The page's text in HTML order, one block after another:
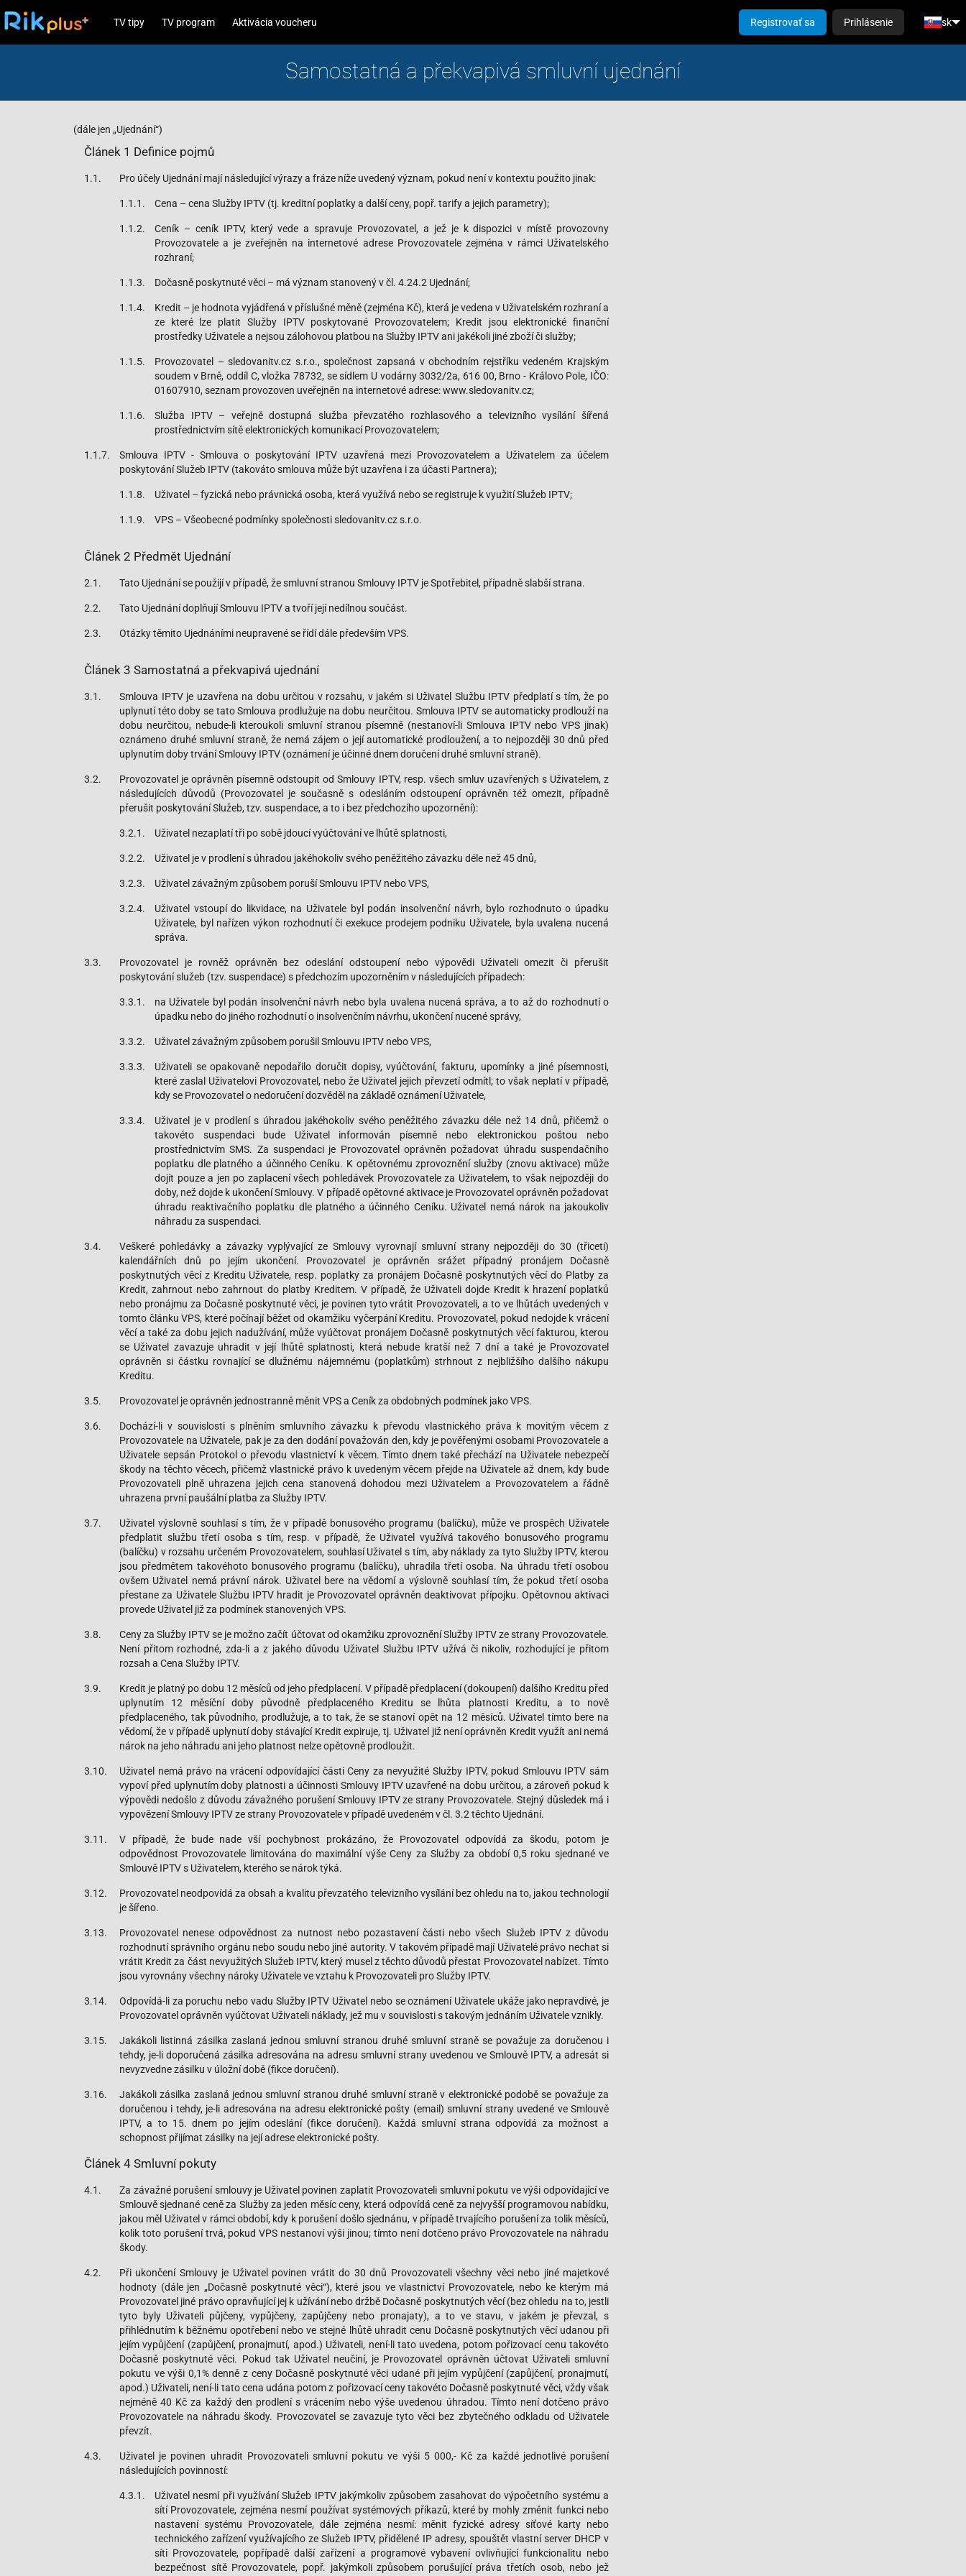
TV tipy TV program Aktivácia voucheru Registrovať sa Prihlásenie sk
Samostatná a překvapivá smluvní ujednání
(dále jen „Ujednání“)
Článek 1 Definice pojmů
1.1. Pro účely Ujednání mají následující výrazy a fráze níže uvedený význam, pokud není v kontextu použito jinak:
1.1.1. Cena – cena Služby IPTV (tj. kreditní poplatky a další ceny, popř. tarify a jejich parametry);
1.1.2.
Ceník – ceník IPTV, který vede a spravuje Provozovatel, a jež je k dispozici v místě provozovny
Provozovatele a je zveřejněn na internetové adrese Provozovatele zejména v rámci Uživatelského
rozhraní;
1.1.3. Dočasně poskytnuté věci – má význam stanovený v čl. 4.24.2 Ujednání;
1.1.4.
Kredit – je hodnota vyjádřená v příslušné měně (zejména Kč), která je vedena v Uživatelském rozhraní a
ze které lze platit Služby IPTV poskytované Provozovatelem; Kredit jsou elektronické finanční
prostředky Uživatele a nejsou zálohovou platbou na Služby IPTV ani jakékoli jiné zboží či služby;
1.1.5.
Provozovatel – sledovanitv.cz s.r.o., společnost zapsaná v obchodním rejstříku vedeném Krajským
soudem v Brně, oddíl C, vložka 78732, se sídlem U vodárny 3032/2a, 616 00, Brno - Královo Pole, IČO:
01607910, seznam provozoven uveřejněn na internetové adrese: www.sledovanitv.cz;
1.1.6.
Služba IPTV – veřejně dostupná služba převzatého rozhlasového a televizního vysílání šířená
prostřednictvím sítě elektronických komunikací Provozovatelem;
1.1.7.
Smlouva IPTV - Smlouva o poskytování IPTV uzavřená mezi Provozovatelem a Uživatelem za účelem
poskytování Služeb IPTV (takováto smlouva může být uzavřena i za účasti Partnera);
1.1.8. Uživatel – fyzická nebo právnická osoba, která využívá nebo se registruje k využití Služeb IPTV;
1.1.9. VPS – Všeobecné podmínky společnosti sledovanitv.cz s.r.o.
Článek 2 Předmět Ujednání
2.1. Tato Ujednání se použijí v případě, že smluvní stranou Smlouvy IPTV je Spotřebitel, případně slabší strana.
2.2. Tato Ujednání doplňují Smlouvu IPTV a tvoří její nedílnou součást.
2.3. Otázky těmito Ujednáními neupravené se řídí dále především VPS.
Článek 3 Samostatná a překvapivá ujednání
3.1.
Smlouva IPTV je uzavřena na dobu určitou v rozsahu, v jakém si Uživatel Službu IPTV předplatí s tím, že po
uplynutí této doby se tato Smlouva prodlužuje na dobu neurčitou. Smlouva IPTV se automaticky prodlouží na
dobu neurčitou, nebude-li kteroukoli smluvní stranou písemně (nestanoví-li Smlouva IPTV nebo VPS jinak)
oznámeno druhé smluvní straně, že nemá zájem o její automatické prodloužení, a to nejpozději 30 dnů před
uplynutím doby trvání Smlouvy IPTV (oznámení je účinné dnem doručení druhé smluvní straně).
3.2.
Provozovatel je oprávněn písemně odstoupit od Smlouvy IPTV, resp. všech smluv uzavřených s Uživatelem, z
následujících důvodů (Provozovatel je současně s odesláním odstoupení oprávněn též omezit, případně
přerušit poskytování Služeb, tzv. suspendace, a to i bez předchozího upozornění):
3.2.1. Uživatel nezaplatí tři po sobě jdoucí vyúčtování ve lhůtě splatnosti,
3.2.2. Uživatel je v prodlení s úhradou jakéhokoliv svého peněžitého závazku déle než 45 dnů,
3.2.3. Uživatel závažným způsobem poruší Smlouvu IPTV nebo VPS,
3.2.4.
Uživatel vstoupí do likvidace, na Uživatele byl podán insolvenční návrh, bylo rozhodnuto o úpadku
Uživatele, byl nařízen výkon rozhodnutí či exekuce prodejem podniku Uživatele, byla uvalena nucená
správa.
3.3.
Provozovatel je rovněž oprávněn bez odeslání odstoupení nebo výpovědi Uživateli omezit či přerušit
poskytování služeb (tzv. suspendace) s předchozím upozorněním v následujících případech:
3.3.1.
na Uživatele byl podán insolvenční návrh nebo byla uvalena nucená správa, a to až do rozhodnutí o
úpadku nebo do jiného rozhodnutí o insolvenčním návrhu, ukončení nucené správy,
3.3.2. Uživatel závažným způsobem porušil Smlouvu IPTV nebo VPS,
3.3.3.
Uživateli se opakovaně nepodařilo doručit dopisy, vyúčtování, fakturu, upomínky a jiné písemnosti,
které zaslal Uživatelovi Provozovatel, nebo že Uživatel jejich převzetí odmítl; to však neplatí v případě,
kdy se Provozovatel o nedoručení dozvěděl na základě oznámení Uživatele,
3.3.4.
Uživatel je v prodlení s úhradou jakéhokoliv svého peněžitého závazku déle než 14 dnů, přičemž o
takovéto suspendaci bude Uživatel informován písemně nebo elektronickou poštou nebo
prostřednictvím SMS. Za suspendaci je Provozovatel oprávněn požadovat úhradu suspendačního
poplatku dle platného a účinného Ceníku. K opětovnému zprovoznění služby (znovu aktivace) může
dojít pouze a jen po zaplacení všech pohledávek Provozovatele za Uživatelem, to však nejpozději do
doby, než dojde k ukončení Smlouvy. V případě opětovné aktivace je Provozovatel oprávněn požadovat
úhradu reaktivačního poplatku dle platného a účinného Ceníku. Uživatel nemá nárok na jakoukoliv
náhradu za suspendaci.
3.4.
Veškeré pohledávky a závazky vyplývající ze Smlouvy vyrovnají smluvní strany nejpozději do 30 (třiceti)
kalendářních dnů po jejím ukončení. Provozovatel je oprávněn srážet případný pronájem Dočasně
poskytnutých věcí z Kreditu Uživatele, resp. poplatky za pronájem Dočasně poskytnutých věcí do Platby za
Kredit, zahrnout nebo zahrnout do platby Kreditem. V případě, že Uživateli dojde Kredit k hrazení poplatků
nebo pronájmu za Dočasně poskytnuté věci, je povinen tyto vrátit Provozovateli, a to ve lhůtách uvedených v
tomto článku VPS, které počínají běžet od okamžiku vyčerpání Kreditu. Provozovatel, pokud nedojde k vrácení
věcí a také za dobu jejich nadužívání, může vyúčtovat pronájem Dočasně poskytnutých věcí fakturou, kterou
se Uživatel zavazuje uhradit v její lhůtě splatnosti, která nebude kratší než 7 dní a také je Provozovatel
oprávněn si částku rovnající se dlužnému nájemnému (poplatkům) strhnout z nejbližšího dalšího nákupu
Kreditu.
3.5. Provozovatel je oprávněn jednostranně měnit VPS a Ceník za obdobných podmínek jako VPS.
3.6.
Dochází-li v souvislosti s plněním smluvního závazku k převodu vlastnického práva k movitým věcem z
Provozovatele na Uživatele, pak je za den dodání považován den, kdy je pověřenými osobami Provozovatele a
Uživatele sepsán Protokol o převodu vlastnictví k věcem. Tímto dnem také přechází na Uživatele nebezpečí
škody na těchto věcech, přičemž vlastnické právo k uvedeným věcem přejde na Uživatele až dnem, kdy bude
Provozovateli plně uhrazena jejich cena stanovená dohodou mezi Uživatelem a Provozovatelem a řádně
uhrazena první paušální platba za Služby IPTV.
3.7.
Uživatel výslovně souhlasí s tím, že v případě bonusového programu (balíčku), může ve prospěch Uživatele
předplatit službu třetí osoba s tím, resp. v případě, že Uživatel využívá takového bonusového programu
(balíčku) v rozsahu určeném Provozovatelem, souhlasí Uživatel s tím, aby náklady za tyto Služby IPTV, kterou
jsou předmětem takovéhoto bonusového programu (balíčku), uhradila třetí osoba. Na úhradu třetí osobou
ovšem Uživatel nemá právní nárok. Uživatel bere na vědomí a výslovně souhlasí tím, že pokud třetí osoba
přestane za Uživatele Službu IPTV hradit je Provozovatel oprávněn deaktivovat přípojku. Opětovnou aktivaci
provede Uživatel již za podmínek stanovených VPS.
3.8.
Ceny za Služby IPTV se je možno začít účtovat od okamžiku zprovoznění Služby IPTV ze strany Provozovatele.
Není přitom rozhodné, zda-li a z jakého důvodu Uživatel Službu IPTV užívá či nikoliv, rozhodující je přitom
rozsah a Cena Služby IPTV.
3.9.
Kredit je platný po dobu 12 měsíců od jeho předplacení. V případě předplacení (dokoupení) dalšího Kreditu před
uplynutím 12 měsíční doby původně předplaceného Kreditu se lhůta platnosti Kreditu, a to nově
předplaceného, tak původního, prodlužuje, a to tak, že se stanoví opět na 12 měsíců. Uživatel tímto bere na
vědomí, že v případě uplynutí doby stávající Kredit expiruje, tj. Uživatel již není oprávněn Kredit využít ani nemá
nárok na jeho náhradu ani jeho platnost nelze opětovně prodloužit.
3.10.
Uživatel nemá právo na vrácení odpovídající části Ceny za nevyužité Služby IPTV, pokud Smlouvu IPTV sám
vypoví před uplynutím doby platnosti a účinnosti Smlouvy IPTV uzavřené na dobu určitou, a zároveň pokud k
výpovědi nedošlo z důvodu závažného porušení Smlouvy IPTV ze strany Provozovatele. Stejný důsledek má i
vypovězení Smlouvy IPTV ze strany Provozovatele v případě uvedeném v čl. 3.2 těchto Ujednání.
3.11.
V případě, že bude nade vší pochybnost prokázáno, že Provozovatel odpovídá za škodu, potom je
odpovědnost Provozovatele limitována do maximální výše Ceny za Služby za období 0,5 roku sjednané ve
Smlouvě IPTV s Uživatelem, kterého se nárok týká.
3.12.
Provozovatel neodpovídá za obsah a kvalitu převzatého televizního vysílání bez ohledu na to, jakou technologií
je šířeno.
3.13.
Provozovatel nenese odpovědnost za nutnost nebo pozastavení části nebo všech Služeb IPTV z důvodu
rozhodnutí správního orgánu nebo soudu nebo jiné autority. V takovém případě mají Uživatelé právo nechat si
vrátit Kredit za část nevyužitých Služeb IPTV, který musel z těchto důvodů přestat Provozovatel nabízet. Tímto
jsou vyrovnány všechny nároky Uživatele ve vztahu k Provozovateli pro Služby IPTV.
3.14.
Odpovídá-li za poruchu nebo vadu Služby IPTV Uživatel nebo se oznámení Uživatele ukáže jako nepravdivé, je
Provozovatel oprávněn vyúčtovat Uživateli náklady, jež mu v souvislosti s takovým jednáním Uživatele vznikly.
3.15.
Jakákoli listinná zásilka zaslaná jednou smluvní stranou druhé smluvní straně se považuje za doručenou i
tehdy, je-li doporučená zásilka adresována na adresu smluvní strany uvedenou ve Smlouvě IPTV, a adresát si
nevyzvedne zásilku v úložní době (fikce doručení).
3.16.
Jakákoli zásilka zaslaná jednou smluvní stranou druhé smluvní straně v elektronické podobě se považuje za
doručenou i tehdy, je-li adresována na adresu elektronické pošty (email) smluvní strany uvedené ve Smlouvě
IPTV, a to 15. dnem po jejím odeslání (fikce doručení). Každá smluvní strana odpovídá za možnost a
schopnost přijímat zásilky na její adrese elektronické pošty.
Článek 4 Smluvní pokuty
4.1.
Za závažné porušení smlouvy je Uživatel povinen zaplatit Provozovateli smluvní pokutu ve výši odpovídající ve
Smlouvě sjednané ceně za Služby za jeden měsíc ceny, která odpovídá ceně za nejvyšší programovou nabídku,
jakou měl Uživatel v rámci období, kdy k porušení došlo sjednánu, v případě trvajícího porušení za tolik měsíců,
kolik toto porušení trvá, pokud VPS nestanoví výši jinou; tímto není dotčeno právo Provozovatele na náhradu
škody.
4.2.
Při ukončení Smlouvy je Uživatel povinen vrátit do 30 dnů Provozovateli všechny věci nebo jiné majetkové
hodnoty (dále jen „Dočasně poskytnuté věci“), které jsou ve vlastnictví Provozovatele, nebo ke kterým má
Provozovatel jiné právo opravňující jej k užívání nebo držbě Dočasně poskytnutých věcí (bez ohledu na to, jestli
tyto byly Uživateli půjčeny, vypůjčeny, zapůjčeny nebo pronajaty), a to ve stavu, v jakém je převzal, s
přihlédnutím k běžnému opotřebení nebo ve stejné lhůtě uhradit cenu Dočasně poskytnutých věcí udanou při
jejím vypůjčení (zapůjčení, pronajmutí, apod.) Uživateli, není-li tato uvedena, potom pořizovací cenu takovéto
Dočasně poskytnuté věci. Pokud tak Uživatel neučiní, je Provozovatel oprávněn účtovat Uživateli smluvní
pokutu ve výši 0,1% denně z ceny Dočasně poskytnuté věci udané při jejím vypůjčení (zapůjčení, pronajmutí,
apod.) Uživateli, není-li tato cena udána potom z pořizovací ceny takovéto Dočasně poskytnuté věci, vždy však
nejméně 40 Kč za každý den prodlení s vrácením nebo výše uvedenou úhradou. Tímto není dotčeno právo
Provozovatele na náhradu škody. Provozovatel se zavazuje tyto věci bez zbytečného odkladu od Uživatele
převzít.
4.3.
Uživatel je povinen uhradit Provozovateli smluvní pokutu ve výši 5 000,- Kč za každé jednotlivé porušení
následujících povinností:
4.3.1.
Uživatel nesmí při využívání Služeb IPTV jakýmkoliv způsobem zasahovat do výpočetního systému a
sítí Provozovatele, zejména nesmí používat systémových příkazů, které by mohly změnit funkci nebo
nastavení systému Provozovatele, dále zejména nesmí: měnit fyzické adresy síťové karty nebo
technického zařízení využívajícího ze Služeb IPTV, přidělené IP adresy, spouštět vlastní server DHCP v
síti Provozovatele, popřípadě další zařízení a programové vybavení ovlivňující funkcionalitu nebo
bezpečnost sítě Provozovatele, popř. jakýmkoli způsobem porušující práva třetích osob, nebo jež